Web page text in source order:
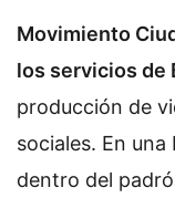
Movimiento
los servicios de
producción de
sociales. En una
dentro del